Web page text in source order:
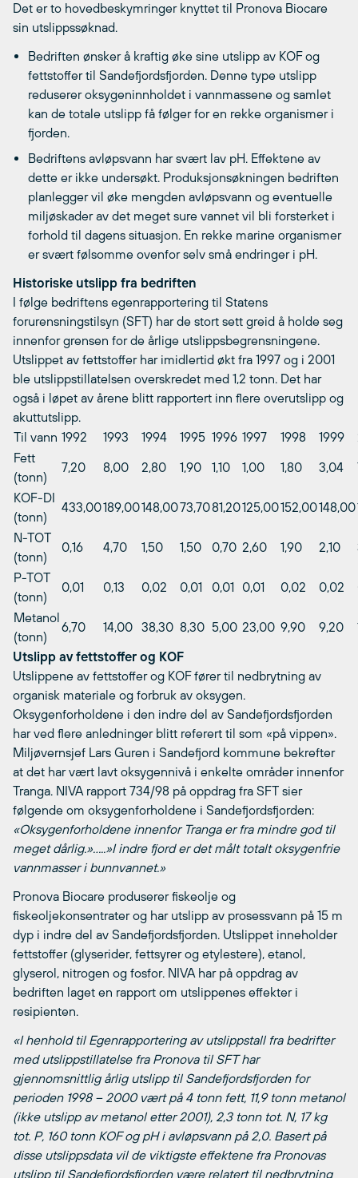
Det er to hovedbeskymringer knyttet til Pronova Biocare
sin utslippssøknad.
Bedriften ønsker å kraftig øke sine utslipp av KOF og
fettstoffer til Sandefjordsfjorden. Denne type utslipp
reduserer oksygeninnholdet i vannmassene og samlet
kan de totale utslipp få følger for en rekke organismer i
fjorden.
Bedriftens avløpsvann har svært lav pH. Effektene av
dette er ikke undersøkt. Produksjonsøkningen bedriften
planlegger vil øke mengden avløpsvann og eventuelle
miljøskader av det meget sure vannet vil bli forsterket i
forhold til dagens situasjon. En rekke marine organismer
er svært følsomme ovenfor selv små endringer i pH.
Historiske utslipp fra bedriften
I følge bedriftens egenrapportering til Statens
forurensningstilsyn (SFT) har de stort sett greid å holde seg
innenfor grensen for de årlige utslippsbegrensningene.
Utslippet av fettstoffer har imidlertid økt fra 1997 og i 2001
ble utslippstillatelsen overskredet med 1,2 tonn. Det har
også i løpet av årene blitt rapportert inn flere overutslipp og
akuttutslipp.
Til vann 1992 1993 1994 1995 1996 1997 1998 1999
Fett
(tonn)
7,20 8,00 2,80 1,90 1,10 1,00 1,80 3,04
KOF-DI
(tonn)
433,00189,00148,0073,7081,20125,00152,00148,00
N-TOT
(tonn)
0,16 4,70 1,50 1,50 0,70 2,60 1,90 2,10
P-TOT
(tonn)
0,01 0,13 0,02 0,01 0,01 0,01 0,02 0,02
Metanol
(tonn)
6,70 14,00 38,30 8,30 5,00 23,00 9,90 9,20
Utslipp av fettstoffer og KOF
Utslippene av fettstoffer og KOF fører til nedbrytning av
organisk materiale og forbruk av oksygen.
Oksygenforholdene i den indre del av Sandefjordsfjorden
har ved flere anledninger blitt referert til som «på vippen».
Miljøvernsjef Lars Guren i Sandefjord kommune bekrefter
at det har vært lavt oksygennivå i enkelte områder innenfor
Tranga. NIVA rapport 734/98 på oppdrag fra SFT sier
følgende om oksygenforholdene i Sandefjordsfjorden:
«Oksygenforholdene innenfor Tranga er fra mindre god til
meget dårlig.»…..»I indre fjord er det målt totalt oksygenfrie
vannmasser i bunnvannet.»
Pronova Biocare produserer fiskeolje og
fiskeoljekonsentrater og har utslipp av prosessvann på 15 m
dyp i indre del av Sandefjordsfjorden. Utslippet inneholder
fettstoffer (glyserider, fettsyrer og etylestere), etanol,
glyserol, nitrogen og fosfor. NIVA har på oppdrag av
bedriften laget en rapport om utslippenes effekter i
resipienten.
«I henhold til Egenrapportering av utslippstall fra bedrifter
med utslippstillatelse fra Pronova til SFT har
gjennomsnittlig årlig utslipp til Sandefjordsfjorden for
perioden 1998 – 2000 vært på 4 tonn fett, 11,9 tonn metanol
(ikke utslipp av metanol etter 2001), 2,3 tonn tot. N, 17 kg
tot. P, 160 tonn KOF og pH i avløpsvann på 2,0. Basert på
disse utslippsdata vil de viktigste effektene fra Pronovas
utslipp til Sandefjordsfjorden være relatert til nedbrytning